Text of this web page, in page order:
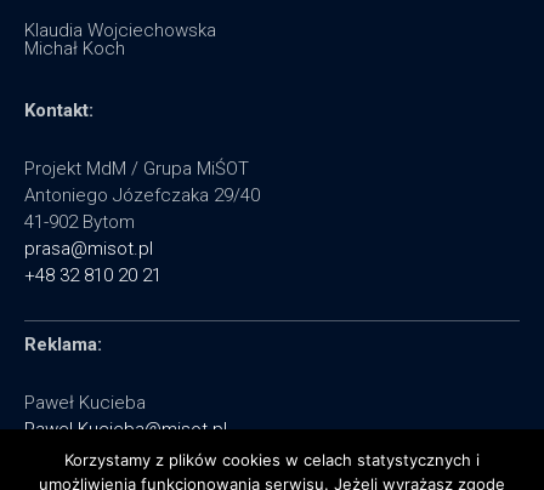
Klaudia Wojciechowska
Michał Koch
Kontakt:
Projekt MdM / Grupa MiŚOT
Antoniego Józefczaka 29/40
41-902 Bytom
prasa@misot.pl
+48 32 810 20 21
Reklama:
Paweł Kucieba
Pawel.Kucieba@misot.pl
+48 602 495 064
Korzystamy z plików cookies w celach statystycznych i
umożliwienia funkcjonowania serwisu. Jeżeli wyrażasz zgodę